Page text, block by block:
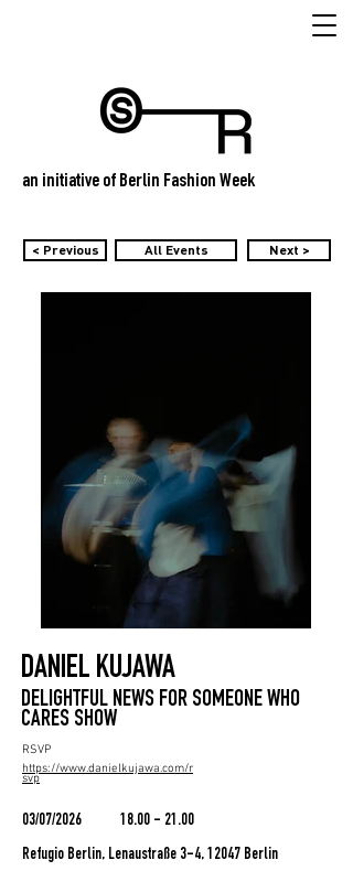
an initiative of Berlin Fashion Week
< Previous All Events Next >
DANIEL KUJAWA
DELIGHTFUL NEWS FOR SOMEONE WHO
CARES SHOW
RSVP
https://www.danielkujawa.com/r
svp
03/07/2026 18.00 - 21.00
Refugio Berlin, Lenaustraße 3-4, 12047 Berlin